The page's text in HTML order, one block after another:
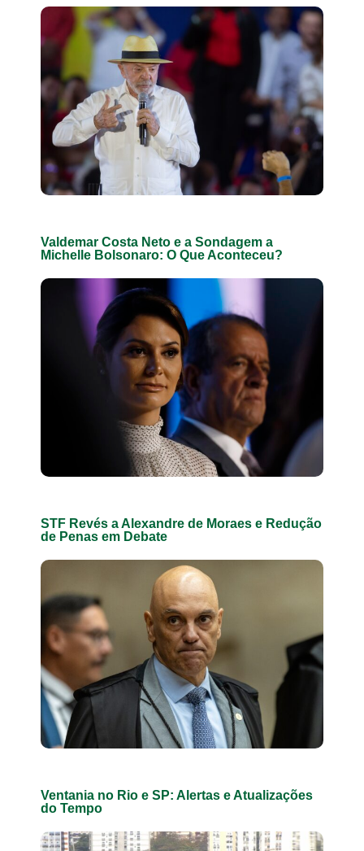
Valdemar Costa Neto e a Sondagem a
Michelle Bolsonaro: O Que Aconteceu?
STF Revés a Alexandre de Moraes e Redução
de Penas em Debate
Ventania no Rio e SP: Alertas e Atualizações
do Tempo